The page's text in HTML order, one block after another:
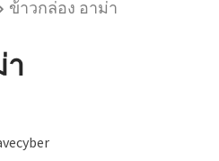
ข้าวกล่อง อาม่า